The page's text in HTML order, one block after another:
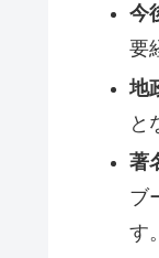
今
要
地
と
著
ブ
す。